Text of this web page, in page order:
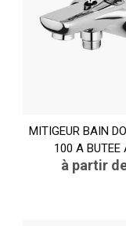
MITIGEUR BAIN
100 A BUTEE
à partir